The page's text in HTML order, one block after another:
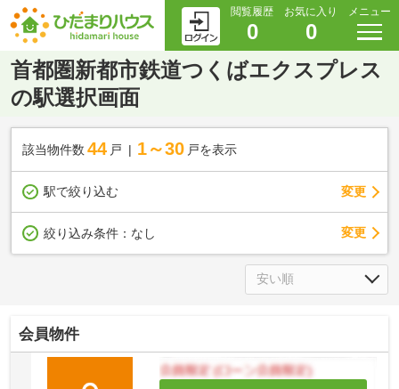
閲覧履歴
0
お気に入り
0
メニュー
首都圏新都市鉄道つくばエクスプレス
の駅選択画面
該当物件数 44 戸 1～30 戸を表示
駅で絞り込む 変更
絞り込み条件： なし 変更
会員物件